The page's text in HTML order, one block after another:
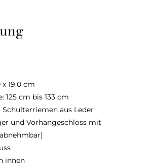
x 19.0 cm
125 cm bis 133 cm
Schulterriemen aus Leder
und Vorhängeschloss mit
innen